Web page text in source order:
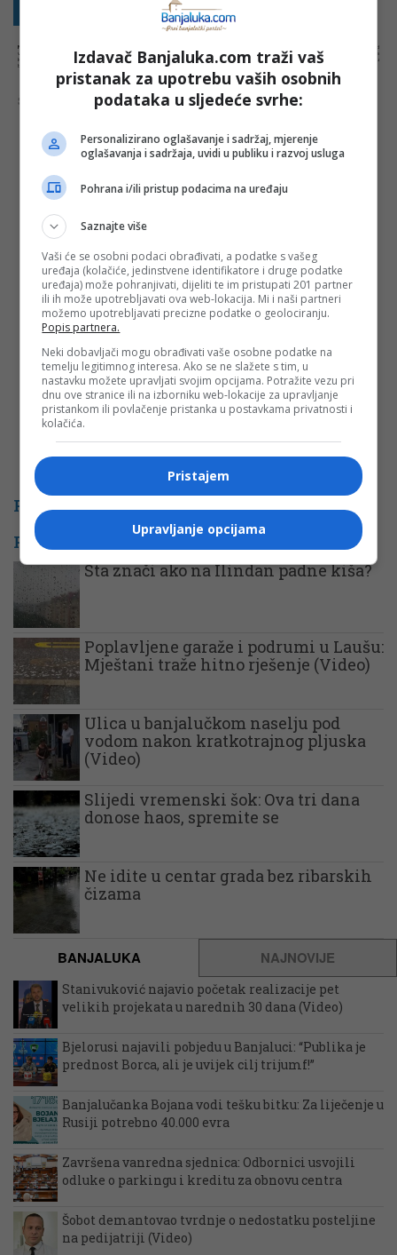
Prikaži komentare
NAPOMENA:
Komentari odražavaju stavove njihovih autora, a ne nužno i stavove internet portala Banjaluka.com. Molimo korisnike da se suzdrže od
vrijeđanja, psovanja i vulgarnog izražavanja. Portal Banjaluka.com zadržava pravo da obriše komentar bez najave i objašnjenja. Zbog velikog broja
komentara Banjaluka.com nije dužan obrisati sve komentare koji krše pravila. Kao čitalac takođe prihvatate mogućnost da među komentarima mogu
biti pronađeni sadržaji koji mogu biti u suprotnosti sa vašim vjerskim, moralnim i drugim načelima i uvjerenjima.
Šta mislite o ovoj temi?
Vaša e-mail adresa neće biti objavljena. Sva polja su
obavezna!
Ime*
Email*
Komentar
PROMO
POVEZANE VIJESTI
Šta znači ako na Ilindan padne kiša?
Poplavljene garaže i podrumi u Laušu:
Mještani traže hitno rješenje (Video)
Ulica u banjalučkom naselju pod
vodom nakon kratkotrajnog pljuska
(Video)
Slijedi vremenski šok: Ova tri dana
donose haos, spremite se
Ne idite u centar grada bez ribarskih
čizama
BANJALUKA NAJNOVIJE
Stanivuković najavio početak realizacije pet
velikih projekata u narednih 30 dana (Video)
Bjelorusi najavili pobjedu u Banjaluci: “Publika je
prednost Borca, ali je uvijek cilj trijumf!”
Banjalučanka Bojana vodi tešku bitku: Za liječenje u
Rusiji potrebno 40.000 evra
Završena vanredna sjednica: Odbornici usvojili
odluke o parkingu i kreditu za obnovu centra
Šobot demantovao tvrdnje o nedostatku posteljine
na pedijatriji (Video)
Izdavač Banjaluka.com traži vaš
pristanak za upotrebu vaših osobnih
podataka u sljedeće svrhe:
Personalizirano oglašavanje i sadržaj, mjerenje
oglašavanja i sadržaja, uvidi u publiku i razvoj usluga
Pohrana i/ili pristup podacima na uređaju
Saznajte više
Vaši će se osobni podaci obrađivati, a podatke s vašeg
uređaja (kolačiće, jedinstvene identifikatore i druge podatke
uređaja) može pohranjivati, dijeliti te im pristupati 201 partner
ili ih može upotrebljavati ova web-lokacija. Mi i naši partneri
možemo upotrebljavati precizne podatke o geolociranju.
Popis partnera.
Neki dobavljači mogu obrađivati vaše osobne podatke na
temelju legitimnog interesa. Ako se ne slažete s tim, u
nastavku možete upravljati svojim opcijama. Potražite vezu pri
dnu ove stranice ili na izborniku web-lokacije za upravljanje
pristankom ili povlačenje pristanka u postavkama privatnosti i
kolačića.
Pristajem
Upravljanje opcijama